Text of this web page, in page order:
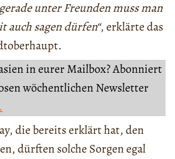
unter Freunden muss man
auch sagen dürfen“, erklärte das
in eurer Mailbox? Abonniert
wöchentlichen Newsletter
die bereits erklärt hat, den
dürften solche Sorgen egal